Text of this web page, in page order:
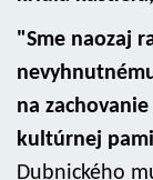
"Sme naozaj
na
kultúrnej
Dubnického